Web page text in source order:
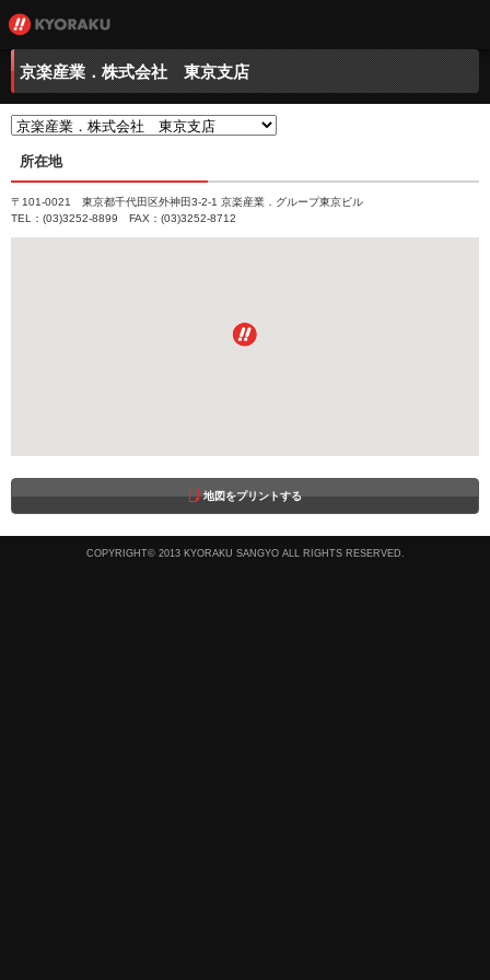
京楽産業．株式会社 東京支店
所在地
〒101-0021 東京都千代田区外神田3-2-1 京楽産業．グループ東京ビル
TEL：(03)3252-8899 FAX：(03)3252-8712
地図をプリントする
COPYRIGHT© 2013 KYORAKU SANGYO ALL RIGHTS RESERVED.